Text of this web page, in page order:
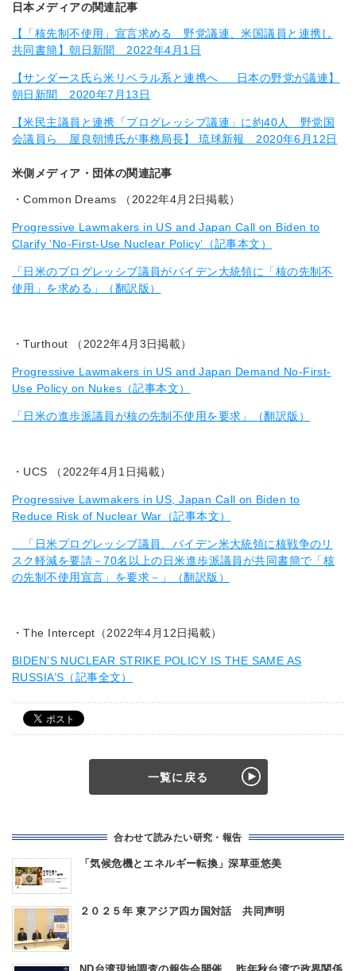
日本メディアの関連記事
【「核先制不使用」宣言求める 野党議連、米国議員と連携し
共同書簡】朝日新聞 2022年4月1日
【サンダース氏ら米リベラル系と連携へ 日本の野党が議連】
朝日新聞 2020年7月13日
【米民主議員と連携「プログレッシブ議連」に約40人 野党国
会議員ら 屋良朝博氏が事務局長】 琉球新報 2020年6月12日
米側メディア・団体の関連記事
・Common Dreams （2022年4月2日掲載）
Progressive Lawmakers in US and Japan Call on Biden to
Clarify ‘No-First-Use Nuclear Policy’（記事本文）
「日米のプログレッシブ議員がバイデン大統領に「核の先制不
使用」を求める」（翻訳版）
・Turthout （2022年4月3日掲載）
Progressive Lawmakers in US and Japan Demand No-First-
Use Policy on Nukes（記事本文）
「日米の進歩派議員が核の先制不使用を要求」（翻訳版）
・UCS （2022年4月1日掲載）
Progressive Lawmakers in US, Japan Call on Biden to
Reduce Risk of Nuclear War（記事本文）
「日米プログレッシブ議員、バイデン米大統領に核戦争のリ
スク軽減を要請－70名以上の日米進歩派議員が共同書簡で「核
の先制不使用宣言」を要求－」（翻訳版）
・The Intercept（2022年4月12日掲載）
BIDEN’S NUCLEAR STRIKE POLICY IS THE SAME AS
RUSSIA’S（記事全文）
一覧に戻る
合わせて読みたい研究・報告
「気候危機とエネルギー転換」深草亜悠美
２０２５年 東アジア四カ国対話 共同声明